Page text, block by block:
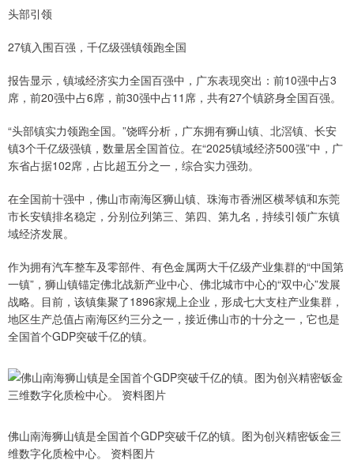
头部引领
27镇入围百强，千亿级强镇领跑全国
报告显示，镇域经济实力全国百强中，广东表现突出：前10强中占3
席，前20强中占6席，前30强中占11席，共有27个镇跻身全国百强。
“头部镇实力领跑全国。”饶晖分析，广东拥有狮山镇、北滘镇、长安
镇3个千亿级强镇，数量居全国首位。在“2025镇域经济500强”中，广
东省占据102席，占比超五分之一，综合实力强劲。
在全国前十强中，佛山市南海区狮山镇、珠海市香洲区横琴镇和东莞
市长安镇排名稳定，分别位列第三、第四、第九名，持续引领广东镇
域经济发展。
作为拥有汽车整车及零部件、有色金属两大千亿级产业集群的“中国第
一镇”，狮山镇锚定佛北战新产业中心、佛北城市中心的“双中心”发展
战略。目前，该镇集聚了1896家规上企业，形成七大支柱产业集群，
地区生产总值占南海区约三分之一，接近佛山市的十分之一，它也是
全国首个GDP突破千亿的镇。
佛山南海狮山镇是全国首个GDP突破千亿的镇。图为创兴精密钣金三
维数字化质检中心。 资料图片